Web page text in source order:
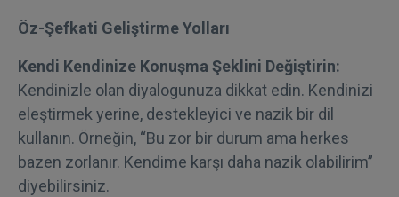
Öz-Şefkati Geliştirme Yolları
Kendi Kendinize Konuşma Şeklini Değiştirin:
Kendinizle olan diyalogunuza dikkat edin. Kendinizi
eleştirmek yerine, destekleyici ve nazik bir dil
kullanın. Örneğin, “Bu zor bir durum ama herkes
bazen zorlanır. Kendime karşı daha nazik olabilirim”
diyebilirsiniz.